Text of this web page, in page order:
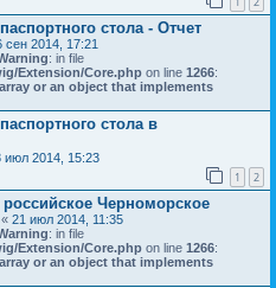
стола - Отчет
сен 2014, 17:21
: in file
Extension/Core.php on line 1266:
or an object that implements
стола в
июл 2014, 15:23
1 2
Черноморское
« 21 июл 2014, 11:35
: in file
Extension/Core.php on line 1266:
or an object that implements